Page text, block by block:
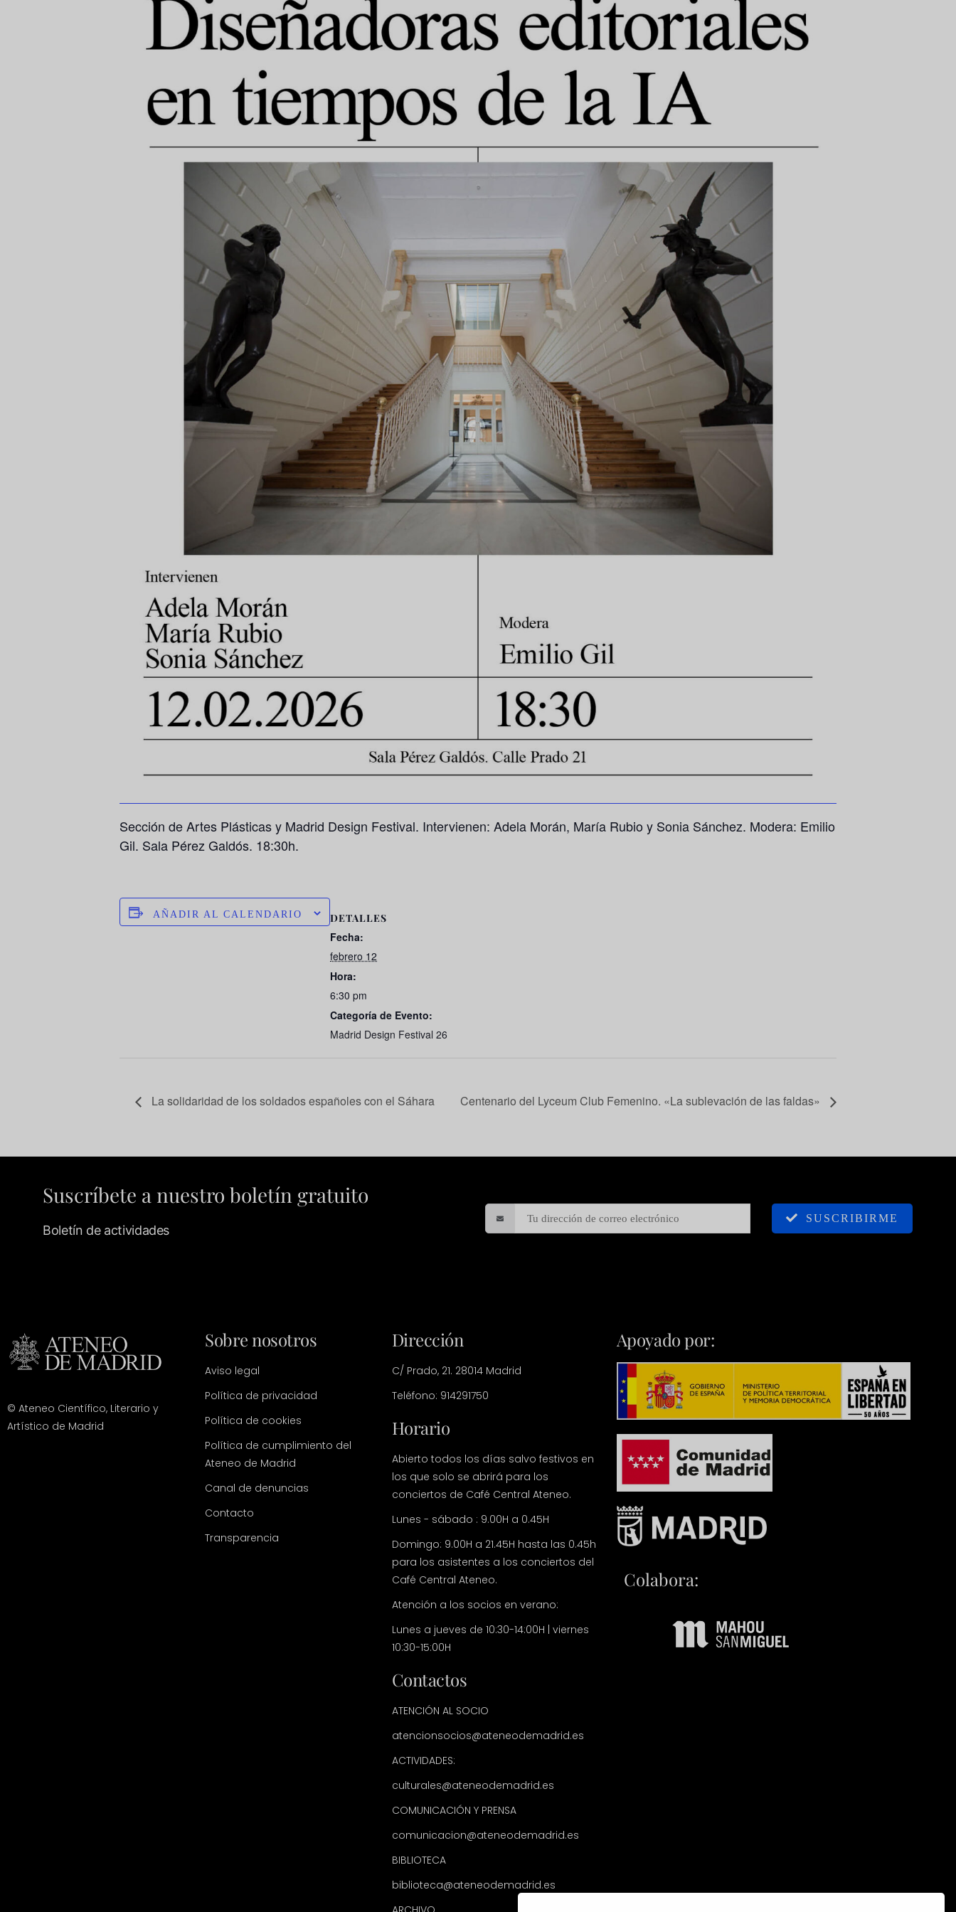
Sección de Artes Plásticas y Madrid Design Festival. Intervienen: Adela Morán, María Rubio y Sonia Sánchez. Modera: Emilio
Gil. Sala Pérez Galdós. 18:30h.
AÑADIR AL CALENDARIO DETALLES
Fecha:
febrero 12
Hora:
6:30 pm
Categoría de Evento:
Madrid Design Festival 26
La solidaridad de los soldados españoles con el Sáhara Centenario del Lyceum Club Femenino. «La sublevación de las faldas»
Suscríbete a nuestro boletín gratuito
Boletín de actividades
SUSCRIBIRME
© Ateneo Científico, Literario y
Artístico de Madrid
Sobre nosotros
Aviso legal
Política de privacidad
Política de cookies
Política de cumplimiento del
Ateneo de Madrid
Canal de denuncias
Contacto
Transparencia
Dirección
C/ Prado, 21. 28014 Madrid
Teléfono: 914291750
Horario
Abierto todos los días salvo festivos en
los que solo se abrirá para los
conciertos de Café Central Ateneo.
Lunes - sábado : 9.00H a 0.45H
Domingo: 9.00H a 21.45H hasta las 0.45h
para los asistentes a los conciertos del
Café Central Ateneo.
Atención a los socios en verano:
Lunes a jueves de 10:30-14:00H | viernes
10:30-15:00H
Contactos
ATENCIÓN AL SOCIO
atencionsocios@ateneodemadrid.es
ACTIVIDADES:
culturales@ateneodemadrid.es
COMUNICACIÓN Y PRENSA
comunicacion@ateneodemadrid.es
BIBLIOTECA
biblioteca@ateneodemadrid.es
Apoyado por:
Colabora: